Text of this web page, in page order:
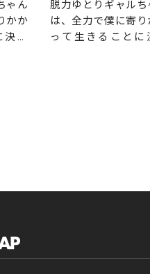
ゃん
かか
め
脱力ゆとりギャルち
は、全力で僕に寄り
って生きることに